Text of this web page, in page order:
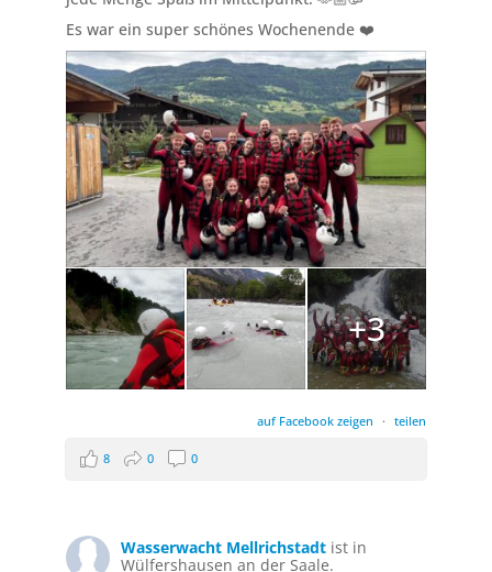
Es war ein super schönes Wochenende ❤️
+3
auf Facebook zeigen · teilen
8 0 0
Wasserwacht Mellrichstadt ist in
Wülfershausen an der Saale.